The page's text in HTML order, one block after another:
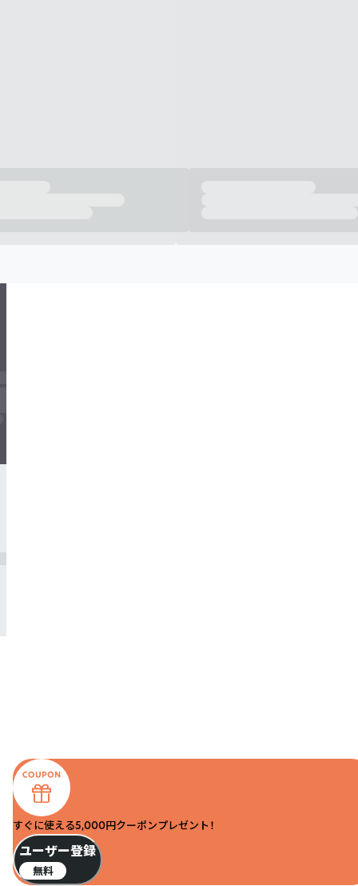
すぐに使える5,000円クーポンプレゼント！
ユーザー登録
無料